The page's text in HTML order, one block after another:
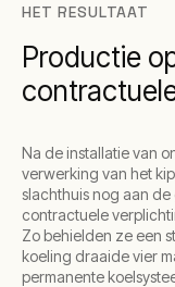
HET RESULTAAT
Productie
Na de installatie van
verwerking van het
slachthuis nog aan
contractuele
Zo behielden ze een
koeling draaide vier
permanente